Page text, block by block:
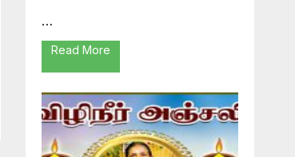
…
Read More